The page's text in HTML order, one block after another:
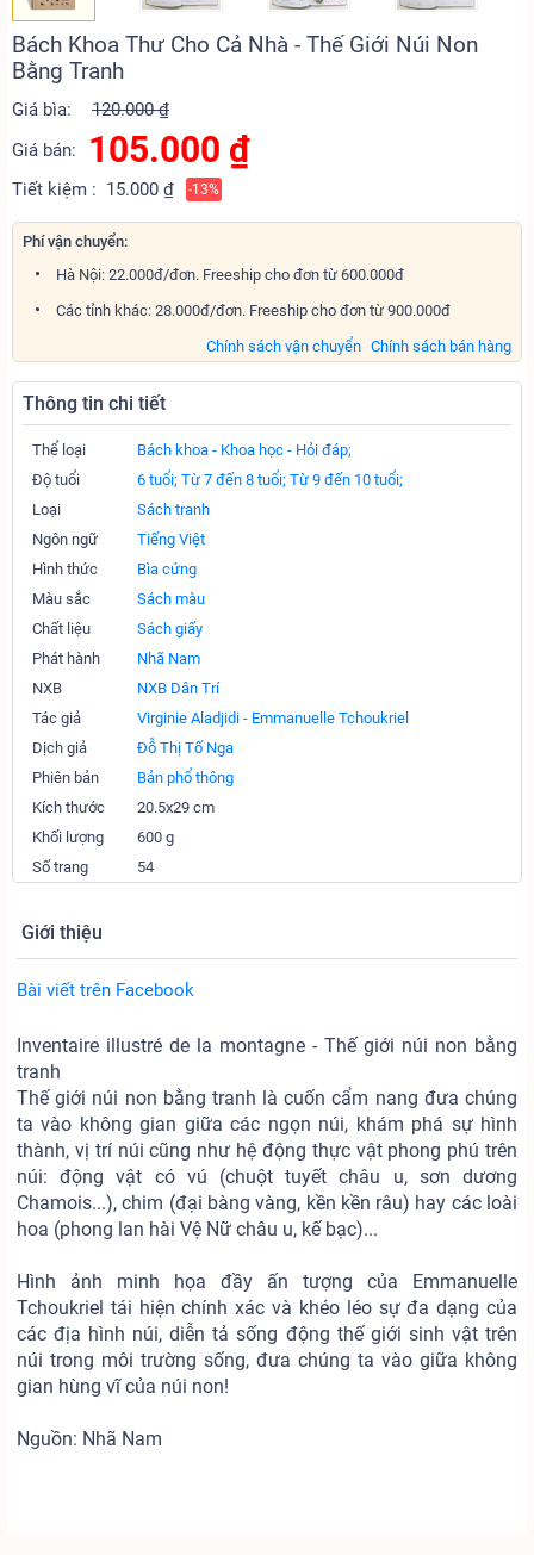
Bách Khoa Thư Cho Cả Nhà - Thế Giới Núi Non
Bằng Tranh
Giá bìa:
120.000 ₫
Giá bán:
105.000 ₫
Tiết kiệm : 15.000 ₫ -13%
Phí vận chuyển:
Hà Nội: 22.000đ/đơn. Freeship cho đơn từ 600.000đ
Các tỉnh khác: 28.000đ/đơn. Freeship cho đơn từ 900.000đ
Chính sách bán hàng
Chính sách vận chuyển
Thông tin chi tiết
Thể loại
Bách khoa - Khoa học - Hỏi đáp;
Độ tuổi
6 tuổi; Từ 7 đến 8 tuổi; Từ 9 đến 10 tuổi;
Loại
Sách tranh
Ngôn ngữ
Tiếng Việt
Hình thức
Bìa cứng
Màu sắc
Sách màu
Chất liệu
Sách giấy
Phát hành
Nhã Nam
NXB
NXB Dân Trí
Tác giả
Virginie Aladjidi - Emmanuelle Tchoukriel
Dịch giả
Đỗ Thị Tố Nga
Phiên bản
Bản phổ thông
Kích thước
20.5x29 cm
Khối lượng
600 g
Số trang
54
Giới thiệu
Bài viết trên Facebook
Inventaire illustré de la montagne - Thế giới núi non bằng
tranh
Thế giới núi non bằng tranh là cuốn cẩm nang đưa chúng
ta vào không gian giữa các ngọn núi, khám phá sự hình
thành, vị trí núi cũng như hệ động thực vật phong phú trên
núi: động vật có vú (chuột tuyết châu u, sơn dương
Chamois...), chim (đại bàng vàng, kền kền râu) hay các loài
hoa (phong lan hài Vệ Nữ châu u, kế bạc)...
Hình ảnh minh họa đầy ấn tượng của Emmanuelle
Tchoukriel tái hiện chính xác và khéo léo sự đa dạng của
các địa hình núi, diễn tả sống động thế giới sinh vật trên
núi trong môi trường sống, đưa chúng ta vào giữa không
gian hùng vĩ của núi non!
Nguồn: Nhã Nam